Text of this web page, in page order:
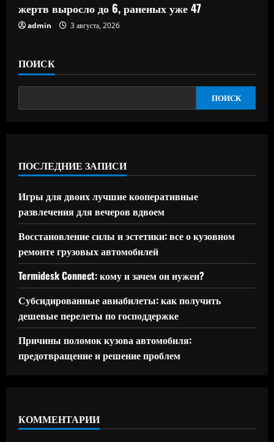
жертв выросло до 6, раненых уже 47
admin 3 августа, 2026
ПОИСК
ПОИСК
ПОСЛЕДНИЕ ЗАПИСИ
Игры для двоих лучшие кооперативные
развлечения для вечеров вдвоем
Восстановление силы и эстетики: все о кузовном
ремонте грузовых автомобилей
Termidesk Connect: кому и зачем он нужен?
Субсидированные авиабилеты: как получить
дешевые перелеты по господдержке
Причины поломок кузова автомобиля:
предотвращение и решение проблем
КОММЕНТАРИИ